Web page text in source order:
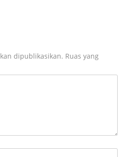
dipublikasikan. Ruas yang